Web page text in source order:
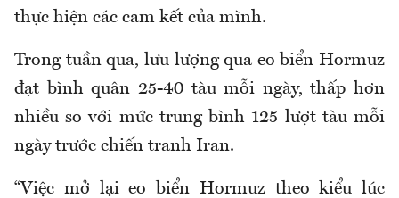
thực hiện các cam kết của mình.
Trong tuần qua, lưu lượng qua eo biển Hormuz
đạt bình quân 25-40 tàu mỗi ngày, thấp hơn
nhiều so với mức trung bình 125 lượt tàu mỗi
ngày trước chiến tranh Iran.
“Việc mở lại eo biển Hormuz theo kiểu lúc